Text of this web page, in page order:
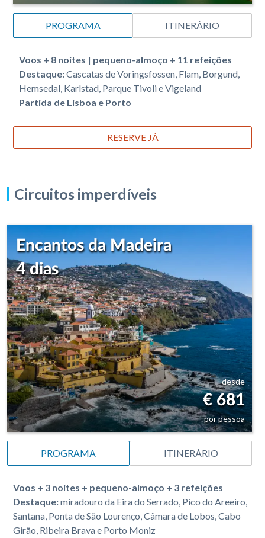
PROGRAMA ITINERÁRIO
Voos + 8 noites | pequeno-almoço + 11 refeições
Destaque:Cascatas de Voringsfossen, Flam, Borgund,
Hemsedal, Karlstad, Parque Tivoli e Vigeland
Partida de Lisboa e Porto
RESERVE JÁ
Circuitos imperdíveis
Encantos da Madeira
4 dias
desde
€ 681
por pessoa
PROGRAMA ITINERÁRIO
Voos + 3 noites + pequeno-almoço + 3 refeições
Destaque:miradouro da Eira do Serrado, Pico do Areeiro,
Santana, Ponta de São Lourenço, Câmara de Lobos, Cabo
Girão, Ribeira Brava e Porto Moniz